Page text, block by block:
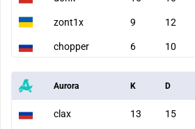
zont1x 9 12
chopper 6 10
Aurora K D
clax 13 15